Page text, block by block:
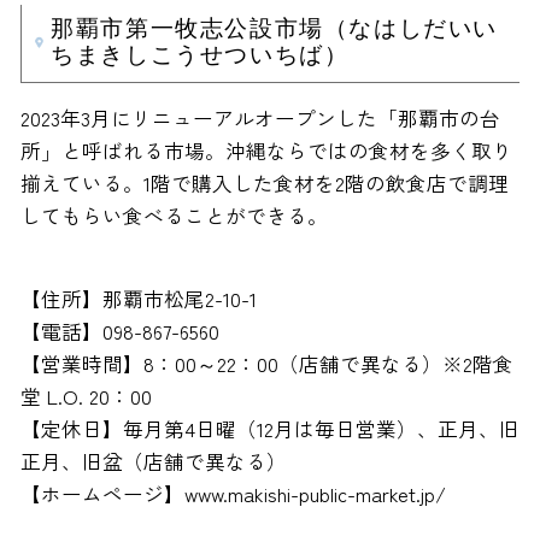
那覇市第一牧志公設市場（なはしだいい
ちまきしこうせついちば）
2023年3月にリニューアルオープンした「那覇市の台
所」と呼ばれる市場。沖縄ならではの食材を多く取り
揃えている。1階で購入した食材を2階の飲食店で調理
してもらい食べることができる。
【住所】那覇市松尾2-10-1
【電話】098-867-6560
【営業時間】8：00～22：00（店舗で異なる）※2階食
堂 L.O. 20：00
【定休日】毎月第4日曜（12月は毎日営業）、正月、旧
正月、旧盆（店舗で異なる）
【ホームページ】www.makishi-public-market.jp/